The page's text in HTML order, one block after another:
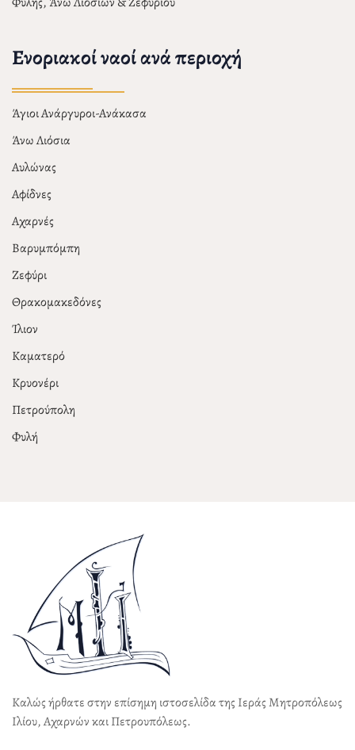
Ενοριακοί ναοί ανά περιοχή
Άγιοι Ανάργυροι-Ανάκασα
Άνω Λιόσια
Αυλώνας
Αφίδνες
Αχαρνές
Βαρυμπόμπη
Ζεφύρι
Θρακομακεδόνες
Ίλιον
Καματερό
Κρυονέρι
Πετρούπολη
Φυλή
Καλώς ήρθατε στην επίσημη ιστοσελίδα της Ιεράς Μητροπόλεως
Ιλίου, Αχαρνών και Πετρουπόλεως.